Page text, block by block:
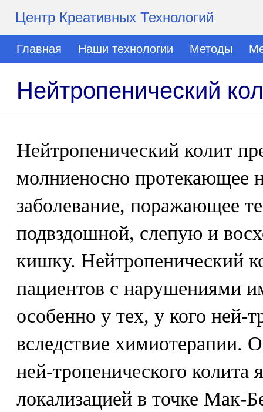
Центр Креативных Технологий
Главная Наши технологии Методы
Нейтропенический
Нейтропенический колит
молниеносно протекающее
заболевание, поражающее
подвздошной, слепую и
кишку. Нейтропенический
пациентов с нарушениями
особенно у тех, у кого ней-
вследствие химиотерапии.
ней-тропенического колита
локализацией в точке Мак-